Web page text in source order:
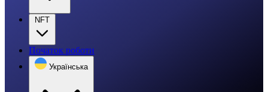
NFT
Початок роботи
Українська